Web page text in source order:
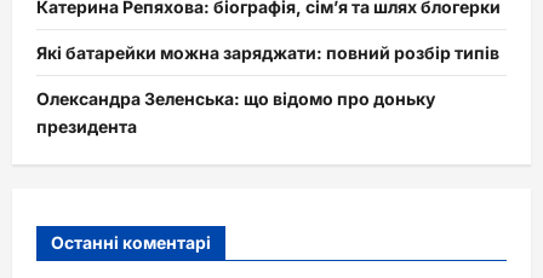
Катерина Репяхова: біографія, сім’я та шлях блогерки
Які батарейки можна заряджати: повний розбір типів
Олександра Зеленська: що відомо про доньку
президента
Останні коментарі